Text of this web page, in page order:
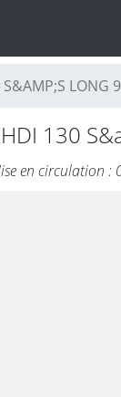
LONG
130
en circulation :